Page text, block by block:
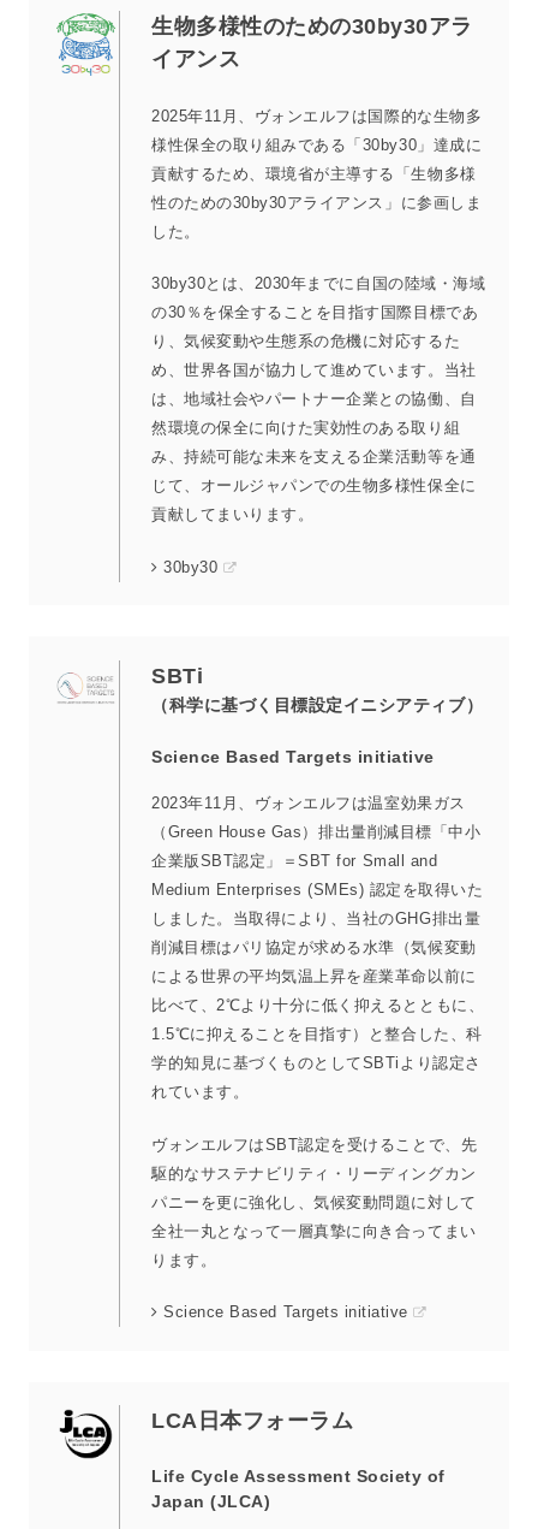
生物多様性のための30by30アラ
イアンス
2025年11月、ヴォンエルフは国際的な生物多
様性保全の取り組みである「30by30」達成に
貢献するため、環境省が主導する「生物多様
性のための30by30アライアンス」に参画しま
した。
30by30とは、2030年までに自国の陸域・海域
の30％を保全することを目指す国際目標であ
り、気候変動や生態系の危機に対応するた
め、世界各国が協力して進めています。当社
は、地域社会やパートナー企業との協働、自
然環境の保全に向けた実効性のある取り組
み、持続可能な未来を支える企業活動等を通
じて、オールジャパンでの生物多様性保全に
貢献してまいります。
30by30
SBTi
（科学に基づく目標設定イニシアティブ）
Science Based Targets initiative
2023年11月、ヴォンエルフは温室効果ガス
（Green House Gas）排出量削減目標「中小
企業版SBT認定」＝SBT for Small and
Medium Enterprises (SMEs) 認定を取得いた
しました。当取得により、当社のGHG排出量
削減目標はパリ協定が求める水準（気候変動
による世界の平均気温上昇を産業革命以前に
比べて、2℃より十分に低く抑えるとともに、
1.5℃に抑えることを目指す）と整合した、科
学的知見に基づくものとしてSBTiより認定さ
れています。
ヴォンエルフはSBT認定を受けることで、先
駆的なサステナビリティ・リーディングカン
パニーを更に強化し、気候変動問題に対して
全社一丸となって一層真摯に向き合ってまい
ります。
Science Based Targets initiative
LCA日本フォーラム
Life Cycle Assessment Society of
Japan (JLCA)